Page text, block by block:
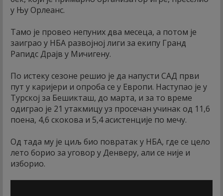
у Њу Орлеанс.
Тамо је провео непуних два месеца, а потом је
заиграо у НБА развојној лиги за екипу Гранд
Рапидс Драјв у Мичигену.
По истеку сезоне решио је да напусти САД први
пут у каријери и опроба се у Европи. Наступао је у
Турској за Бешикташ, до марта, и за то време
одиграо је 21 утакмицу уз просечан учинак од 11,6
поена, 4,6 скокова и 5,4 асистенције по мечу.
Од тада му је циљ био повратак у НБА, где се цело
лето борио за уговор у Денверу, али се није и
изборио.